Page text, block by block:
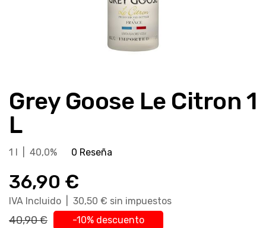
comienzo
de
de
Grey Goose Le Citron 1
L
1 l | 40,0% 0 Reseña
36,90 €
IVA Incluido | 30,50 € sin impuestos
40,90 € -10% descuento